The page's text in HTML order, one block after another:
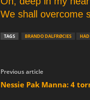
We shall overcome
TAGS BRANDO DALFRØCIES HAD
Previous article
Nessie Pak Manna: 4